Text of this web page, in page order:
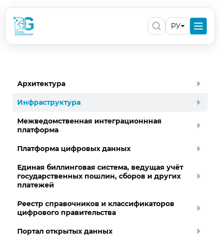
РУ
Архитектура
Инфраструктура
Межведомственная интеграционнная
платформа
Платформа цифровых данных
Единая биллинговая система, ведущая учёт
государственных пошлин, сборов и других
платежей
Реестр справочников и классификаторов
цифрового правительства
Портал открытых данных